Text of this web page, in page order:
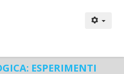
ESPERIMENTI